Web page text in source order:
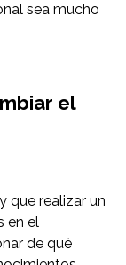
sea mucho
el
que realizar un
en el
de qué